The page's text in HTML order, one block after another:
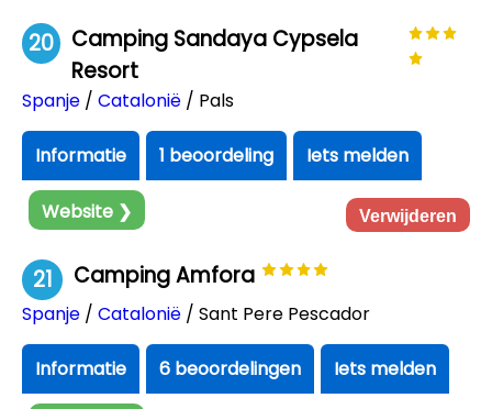
20
Camping Sandaya Cypsela
Resort
Spanje / Catalonië / Pals
Informatie 1 beoordeling Iets melden
Website ❯ Verwijderen
21 Camping Amfora
Spanje / Catalonië / Sant Pere Pescador
Informatie 6 beoordelingen Iets melden